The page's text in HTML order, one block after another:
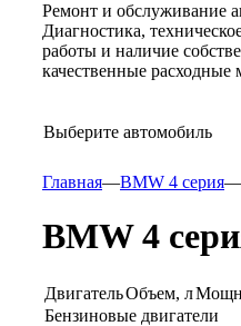
Ремонт и обслуживание
Диагностика,
работы и наличие
качественные расходные
Выберите автомобиль
Главная—BMW 4 серия—
BMW 4
ДвигательОбъем, л
Бензиновые двигатели